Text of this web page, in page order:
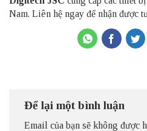
Nam. Liên hệ ngay để nhận được
Để lại một bình luận
Email của bạn sẽ không được